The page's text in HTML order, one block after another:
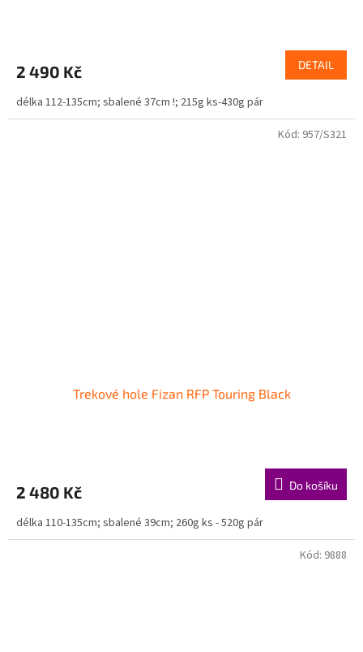
2 490 Kč DETAIL
délka 112-135cm; sbalené 37cm !; 215g ks-430g pár
Trekové hole Fizan RFP Touring Black
2 480 Kč Do košíku
délka 110-135cm; sbalené 39cm; 260g ks - 520g pár
Kód: 957/S321
Kód: 9888